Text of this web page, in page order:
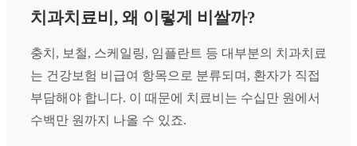
치과치료비, 왜 이렇게 비쌀까?
충치, 보철, 스케일링, 임플란트 등 대부분의 치과치료
는 건강보험 비급여 항목으로 분류되며, 환자가 직접
부담해야 합니다. 이 때문에 치료비는 수십만 원에서
수백만 원까지 나올 수 있죠.